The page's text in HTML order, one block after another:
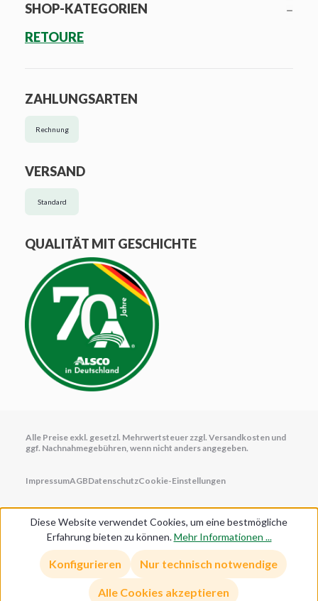
Anmelden/Registrieren
SHOP-KATEGORIEN
RETOURE
ZAHLUNGSARTEN
Rechnung
VERSAND
Standard
QUALITÄT MIT GESCHICHTE
ImpressumAGBDatenschutzCookie-Einstellungen
Alle Preise exkl. gesetzl. Mehrwertsteuer zzgl. Versandkosten und
ggf. Nachnahmegebühren, wenn nicht anders angegeben.
Diese Website verwendet Cookies, um eine bestmögliche
Erfahrung bieten zu können.Mehr Informationen ...
Nur technisch notwendige
Konfigurieren
Alle Cookies akzeptieren